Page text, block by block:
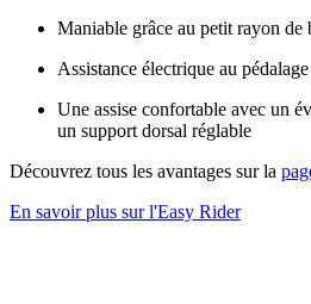
Maniable grâce au petit rayon de
Assistance électrique au
Une assise confortable avec un
un support dorsal réglable
Découvrez tous les avantages sur la
En savoir plus sur l'Easy Rider